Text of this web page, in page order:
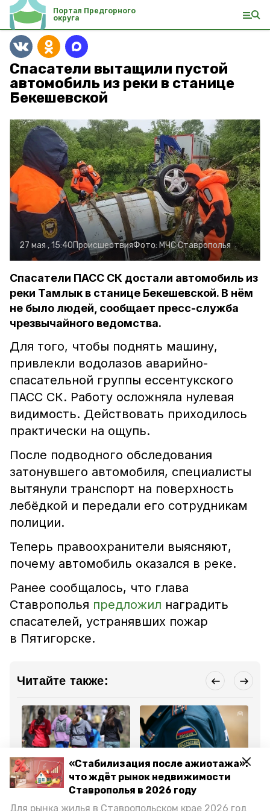
«Стабилизация после ажиотажа»:
что ждёт рынок недвижимости
Ставрополья в 2026 году
Для рынка жилья в Ставропольском крае 2026 год
Портал Предгорного
округа
Спасатели вытащили пустой
автомобиль из реки в станице
Бекешевской
27 мая , 15:40ПроисшествияФото: МЧС Ставрополья
Спасатели ПАСС СК достали автомобиль из
реки Тамлык в станице Бекешевской. В нём
не было людей, сообщает пресс-служба
чрезвычайного ведомства.
Для того, чтобы поднять машину,
привлекли водолазов аварийно-
спасательной группы ессентукского
ПАСС СК. Работу осложняла нулевая
видимость. Действовать приходилось
практически на ощупь.
После подводного обследования
затонувшего автомобиля, специалисты
вытянули транспорт на поверхность
лебёдкой и передали его сотрудникам
полиции.
Теперь правоохранители выясняют,
почему автомобиль оказался в реке.
Ранее сообщалось, что глава
Ставрополья предложил наградить
спасателей, устранявших пожар
в Пятигорске.
Читайте также:
Спорт
21 мая , 16:23
Более 200 человек
20 мая , 16:31
Жилой дом сгорел в